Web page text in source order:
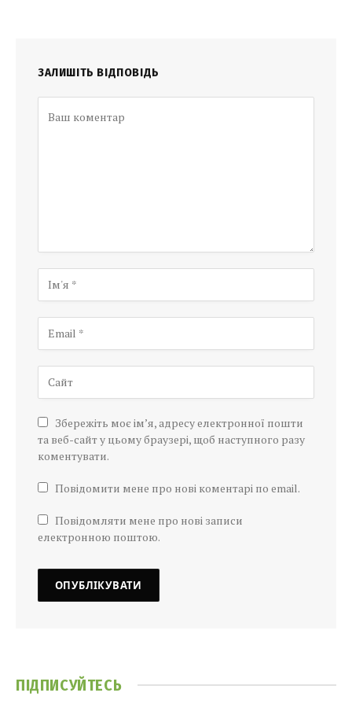
ЗАЛИШІТЬ ВІДПОВІДЬ
Збережіть моє ім’я, адресу електронної пошти
та веб-сайт у цьому браузері, щоб наступного разу
коментувати.
Повідомити мене про нові коментарі по email.
Повідомляти мене про нові записи
електронною поштою.
ПІДПИСУЙТЕСЬ